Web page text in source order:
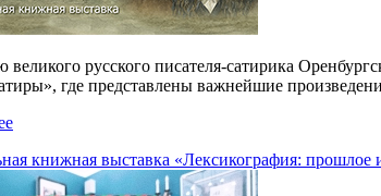
русского писателя-сатирика
где представлены важнейшие
книжная выставка «Лексикография: прошлое